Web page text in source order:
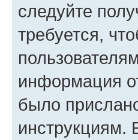
следуйте
требуется,
информация
было
инструкциям.